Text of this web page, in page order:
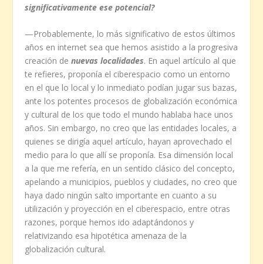
significativamente ese potencial?
—Probablemente, lo más significativo de estos últimos
años en internet sea que hemos asistido a la progresiva
creación denuevas localidades. En aquel artículo al que
te refieres, proponía el ciberespacio como un entorno
en el que lo local y lo inmediato podían jugar sus bazas,
ante los potentes procesos de globalización económica
y cultural de los que todo el mundo hablaba hace unos
años. Sin embargo, no creo que las entidades locales, a
quienes se dirigía aquel artículo, hayan aprovechado el
medio para lo que allí se proponía. Esa dimensión local
a la que me refería, en un sentido clásico del concepto,
apelando a municipios, pueblos y ciudades, no creo que
haya dado ningún salto importante en cuanto a su
utilización y proyección en el ciberespacio, entre otras
razones, porque hemos ido adaptándonos y
relativizando esa hipotética amenaza de la
globalización cultural.